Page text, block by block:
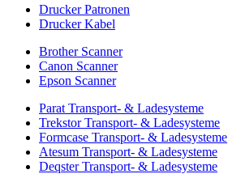
Drucker Patronen
Drucker Kabel
Brother Scanner
Canon Scanner
Epson Scanner
Parat Transport- & Ladesysteme
Trekstor Transport- & Ladesysteme
Formcase Transport- & Ladesysteme
Atesum Transport- & Ladesysteme
Deqster Transport- & Ladesysteme